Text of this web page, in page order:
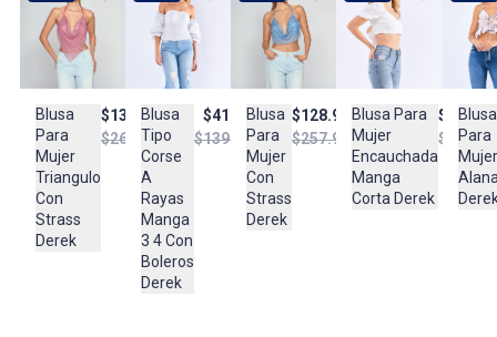
Importador:
BAGUER
Cuidado y Lavado
tibia, lavar y secar con colores similares
Composición:
95%poliester-5%spandex
Blusa
Para
Mujer
Triangulo
Con
Strass
Derek
$133.950
$267.950
Blusa
Tipo
Corse
A
Rayas
Manga
3 4 Con
Boleros
Derek
$41.950
$139.950
Blusa
Para
Mujer
Con
Strass
Derek
$128.950
$257.950
Blusa Para
Mujer
Encauchada
Manga
Corta Derek
Blusa
Para
Mujer